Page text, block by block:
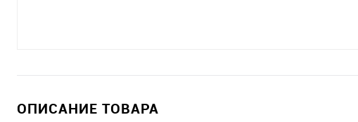
ОПИСАНИЕ ТОВАРА